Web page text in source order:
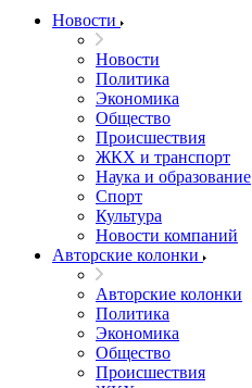
Новости
Новости
Политика
Экономика
Общество
Происшествия
ЖКХ и транспорт
Наука и образование
Спорт
Культура
Новости компаний
Авторские колонки
Авторские колонки
Политика
Экономика
Общество
Происшествия